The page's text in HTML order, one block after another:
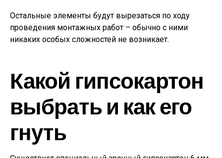
Остальные элементы будут вырезаться по ходу
проведения монтажных работ – обычно с ними
никаких особых сложностей не возникает.
Какой гипсокартон
выбрать и как его
гнуть